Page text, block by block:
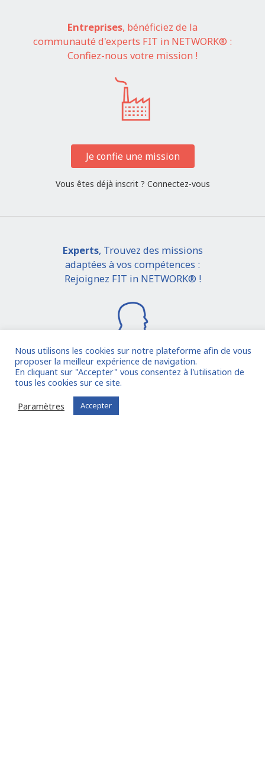
Entreprises, bénéficiez de la
communauté d'experts FIT in NETWORK® :
Confiez-nous votre mission !
Je confie une mission
Vous êtes déjà inscrit ? Connectez-vous
Experts, Trouvez des missions
adaptées à vos compétences :
Rejoignez FIT in NETWORK® !
Je rejoins la communauté
Vous êtes déjà inscrit ?
Nous utilisons les cookies sur notre plateforme afin de vous
proposer la meilleur expérience de navigation.
En cliquant sur "Accepter" vous consentez à l'utilisation de
tous les cookies sur ce site.
Paramètres
Accepter